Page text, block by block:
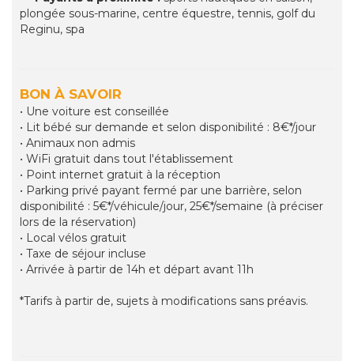
plongée sous-marine, centre équestre, tennis, golf du
Reginu, spa
BON À SAVOIR
• Une voiture est conseillée
• Lit bébé sur demande et selon disponibilité : 8€*/jour
• Animaux non admis
• WiFi gratuit dans tout l'établissement
• Point internet gratuit à la réception
• Parking privé payant fermé par une barrière, selon
disponibilité : 5€*/véhicule/jour, 25€*/semaine (à préciser
lors de la réservation)
• Local vélos gratuit
• Taxe de séjour incluse
• Arrivée à partir de 14h et départ avant 11h
*Tarifs à partir de, sujets à modifications sans préavis.